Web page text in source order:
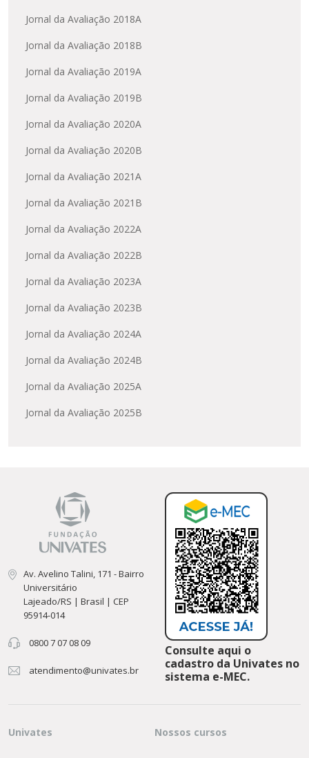
Jornal da Avaliação 2018A
Jornal da Avaliação 2018B
Jornal da Avaliação 2019A
Jornal da Avaliação 2019B
Jornal da Avaliação 2020A
Jornal da Avaliação 2020B
Jornal da Avaliação 2021A
Jornal da Avaliação 2021B
Jornal da Avaliação 2022A
Jornal da Avaliação 2022B
Jornal da Avaliação 2023A
Jornal da Avaliação 2023B
Jornal da Avaliação 2024A
Jornal da Avaliação 2024B
Jornal da Avaliação 2025A
Jornal da Avaliação 2025B
Av. Avelino Talini, 171 - Bairro
Universitário
Lajeado/RS | Brasil | CEP
95914-014
0800 7 07 08 09
atendimento@univates.br
Consulte aqui o
cadastro da Univates no
sistema e-MEC.
Univates Nossos cursos